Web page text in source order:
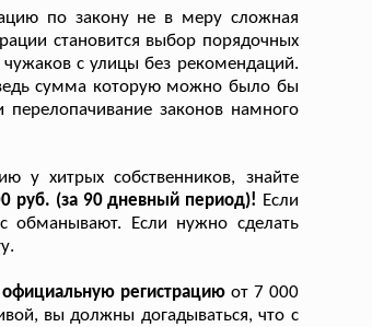
по закону не в меру сложная
становится выбор порядочных
чужаков с улицы без рекомендаций.
сумма которую можно было бы
законов намного
у хитрых собственников, знайте
руб. (за 90 дневный период)! Если
обманывают. Если нужно сделать
официальную регистрациюот 7 000
вы должны догадываться, что с